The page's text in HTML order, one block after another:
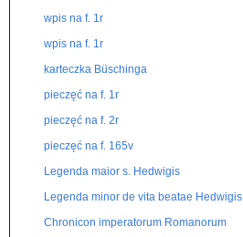
wpis na f. 1r
wpis na f. 1r
karteczka Büschinga
pieczęć na f. 1r
pieczęć na f. 2r
pieczęć na f. 165v
Legenda maior s. Hedwigis
Legenda minor de vita beatae Hedwigis
Chronicon imperatorum Romanorum